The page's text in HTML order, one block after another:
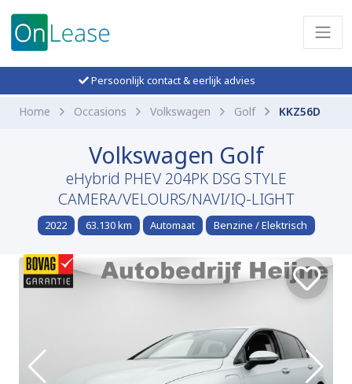
Persoonlijk contact & eerlijk advies
Home Occasions Volkswagen Golf KKZ56D
Volkswagen Golf
eHybrid PHEV 204PK DSG STYLE
CAMERA/VELOURS/NAVI/IQ-LIGHT
2022 63.130 km Automaat Benzine / Elektrisch